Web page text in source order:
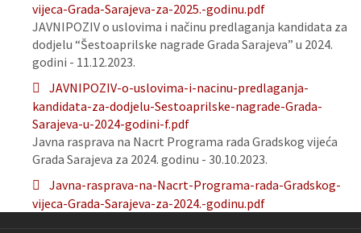
vijeca-Grada-Sarajeva-za-2025.-godinu.pdf
JAVNIPOZIV o uslovima i načinu predlaganja kandidata za
dodjelu “Šestoaprilske nagrade Grada Sarajeva” u 2024.
godini - 11.12.2023.
JAVNIPOZIV-o-uslovima-i-nacinu-predlaganja-
kandidata-za-dodjelu-Sestoaprilske-nagrade-Grada-
Sarajeva-u-2024-godini-f.pdf
Javna rasprava na Nacrt Programa rada Gradskog vijeća
Grada Sarajeva za 2024. godinu - 30.10.2023.
Javna-rasprava-na-Nacrt-Programa-rada-Gradskog-
vijeca-Grada-Sarajeva-za-2024.-godinu.pdf